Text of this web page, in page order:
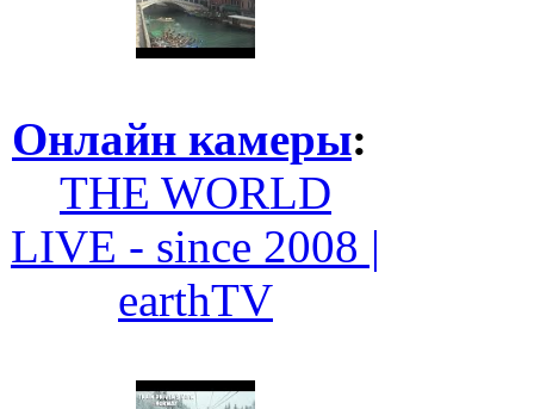
Онлайн камеры:
THE WORLD
LIVE - since 2008 |
earthTV